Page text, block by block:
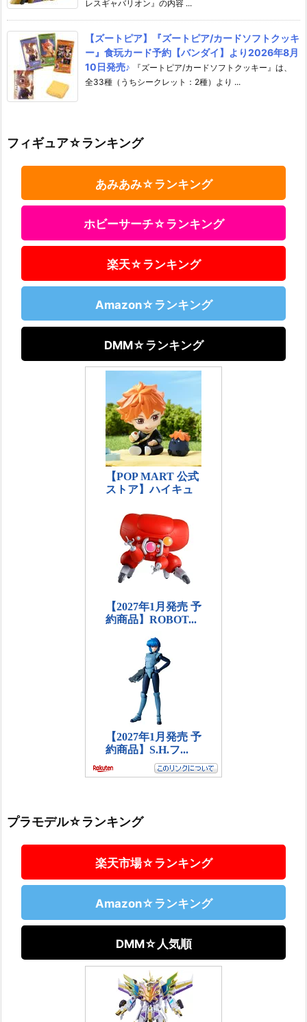
レスギャバリオン』の内容 ...
【ズートピア】『ズートピア/カードソフトクッキ
ー』食玩カード予約【バンダイ】より2026年8月
10日発売♪
『ズートピア/カードソフトクッキー』は、
全33種（うちシークレット：2種）より ...
フィギュア☆ランキング
あみあみ☆ランキング
ホビーサーチ☆ランキング
楽天☆ランキング
Amazon☆ランキング
DMM☆ランキング
プラモデル☆ランキング
楽天市場☆ランキング
Amazon☆ランキング
DMM☆人気順